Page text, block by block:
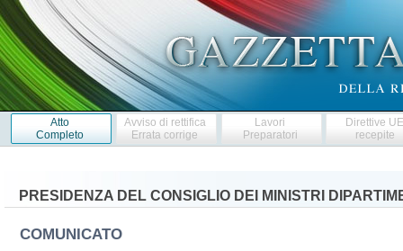
Atto
Completo
Avviso di rettifica
Errata corrige
Lavori
Preparatori
Direttive
recepite
PRESIDENZA DEL CONSIGLIO DEI MINISTRI
COMUNICATO